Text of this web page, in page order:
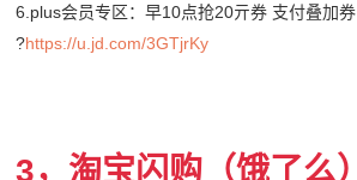
6.plus会员专区：早10点抢20亓券 支付叠加券
?https://u.jd.com/3GTjrKy
3，淘宝闪购（饿了么）